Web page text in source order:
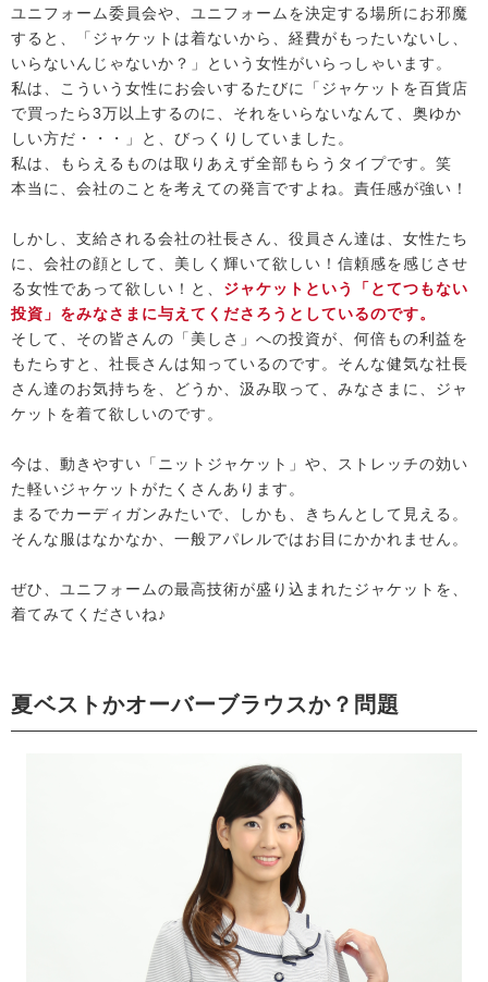
ユニフォーム委員会や、ユニフォームを決定する場所にお邪魔
すると、「ジャケットは着ないから、経費がもったいないし、
いらないんじゃないか？」という女性がいらっしゃいます。
私は、こういう女性にお会いするたびに「ジャケットを百貨店
で買ったら3万以上するのに、それをいらないなんて、奥ゆか
しい方だ・・・」と、びっくりしていました。
私は、もらえるものは取りあえず全部もらうタイプです。笑
本当に、会社のことを考えての発言ですよね。責任感が強い！
しかし、支給される会社の社長さん、役員さん達は、女性たち
に、会社の顔として、美しく輝いて欲しい！信頼感を感じさせ
る女性であって欲しい！と、 ジャケットという「とてつもない
投資」をみなさまに与えてくださろうとしているのです。
そして、その皆さんの「美しさ」への投資が、何倍もの利益を
もたらすと、社長さんは知っているのです。そんな健気な社長
さん達のお気持ちを、どうか、汲み取って、みなさまに、ジャ
ケットを着て欲しいのです。
今は、動きやすい「ニットジャケット」や、ストレッチの効い
た軽いジャケットがたくさんあります。
まるでカーディガンみたいで、しかも、きちんとして見える。
そんな服はなかなか、一般アパレルではお目にかかれません。
ぜひ、ユニフォームの最高技術が盛り込まれたジャケットを、
着てみてくださいね♪
夏ベストかオーバーブラウスか？問題